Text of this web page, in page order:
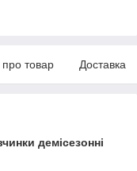
про товар Доставка
демісезонні